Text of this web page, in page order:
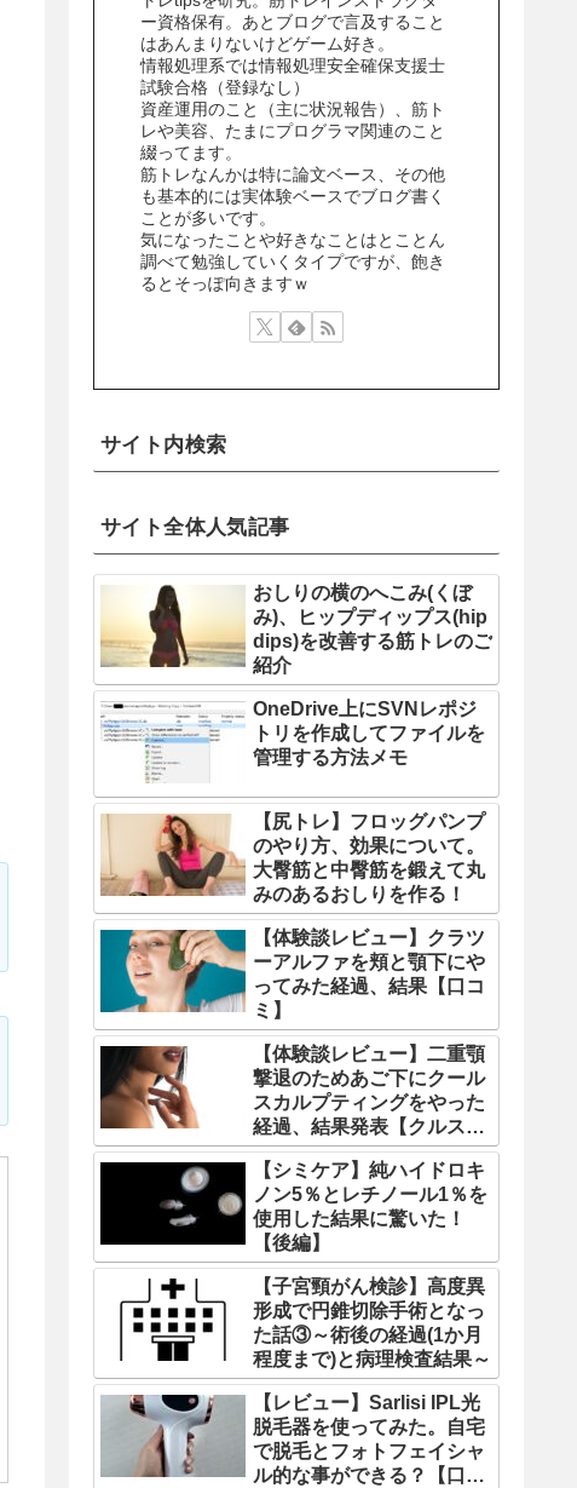
ー資格保有。あとブログで言及すること
はあんまりないけどゲーム好き。
情報処理系では情報処理安全確保支援士
試験合格（登録なし）
資産運用のこと（主に状況報告）、筋ト
レや美容、たまにプログラマ関連のこと
綴ってます。
筋トレなんかは特に論文ベース、その他
も基本的には実体験ベースでブログ書く
ことが多いです。
気になったことや好きなことはとことん
調べて勉強していくタイプですが、飽き
るとそっぽ向きますｗ
サイト内検索
サイト全体人気記事
おしりの横のへこみ(くぼ
み)、ヒップディップス(hip
dips)を改善する筋トレのご
紹介
OneDrive上にSVNレポジ
トリを作成してファイルを
管理する方法メモ
【尻トレ】フロッグパンプ
のやり方、効果について。
大臀筋と中臀筋を鍛えて丸
みのあるおしりを作る！
【体験談レビュー】クラツ
ーアルファを頬と顎下にや
ってみた経過、結果【口コ
ミ】
【体験談レビュー】二重顎
撃退のためあご下にクール
スカルプティングをやった
経過、結果発表【クルス
カ】
【シミケア】純ハイドロキ
ノン5％とレチノール1％を
使用した結果に驚いた！
【後編】
【子宮頸がん検診】高度異
形成で円錐切除手術となっ
た話③～術後の経過(1か月
程度まで)と病理検査結果～
【レビュー】Sarlisi IPL光
脱毛器を使ってみた。自宅
で脱毛とフォトフェイシャ
ル的な事ができる？【口コ